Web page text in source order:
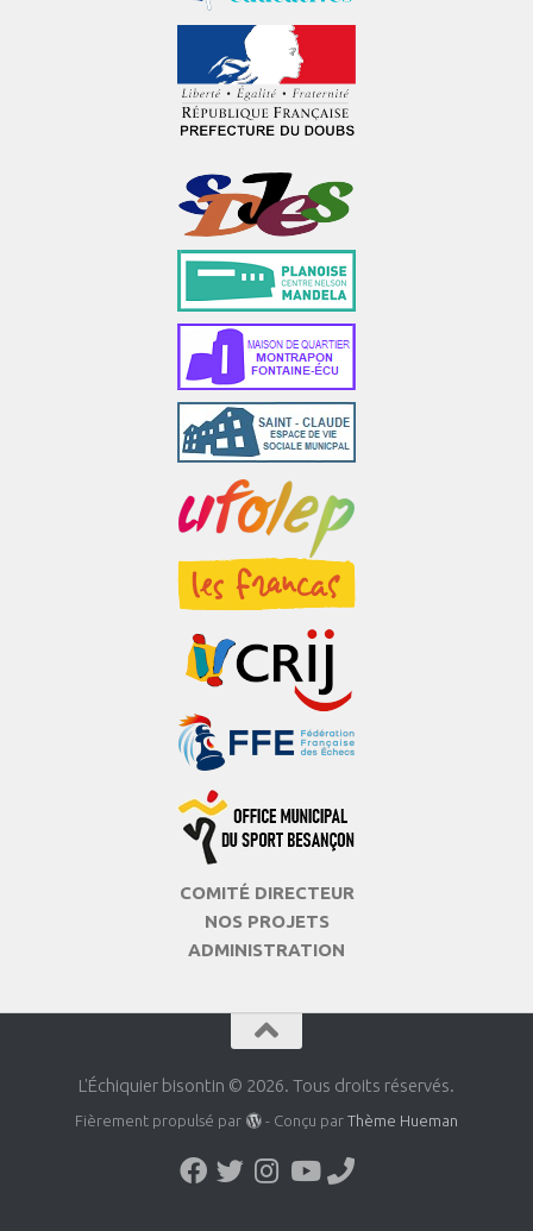
COMITÉ DIRECTEUR
NOS PROJETS
ADMINISTRATION
L'Échiquier bisontin © 2026. Tous droits réservés.
Fièrement propulsé par - Conçu par Thème Hueman